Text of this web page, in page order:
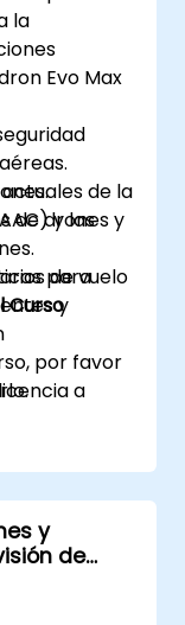
la
Evo Max
de la
y las
para
y
a
de drones y
de vuelo
Curso
por favor
y
de